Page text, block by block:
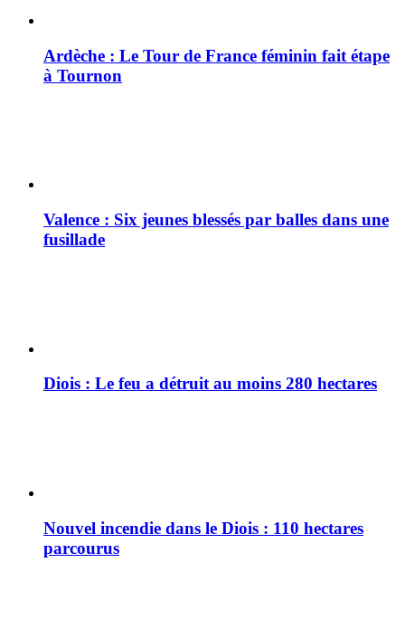
Ardèche : Le Tour de France féminin fait étape
à Tournon
Valence : Six jeunes blessés par balles dans une
fusillade
Diois : Le feu a détruit au moins 280 hectares
Nouvel incendie dans le Diois : 110 hectares
parcourus